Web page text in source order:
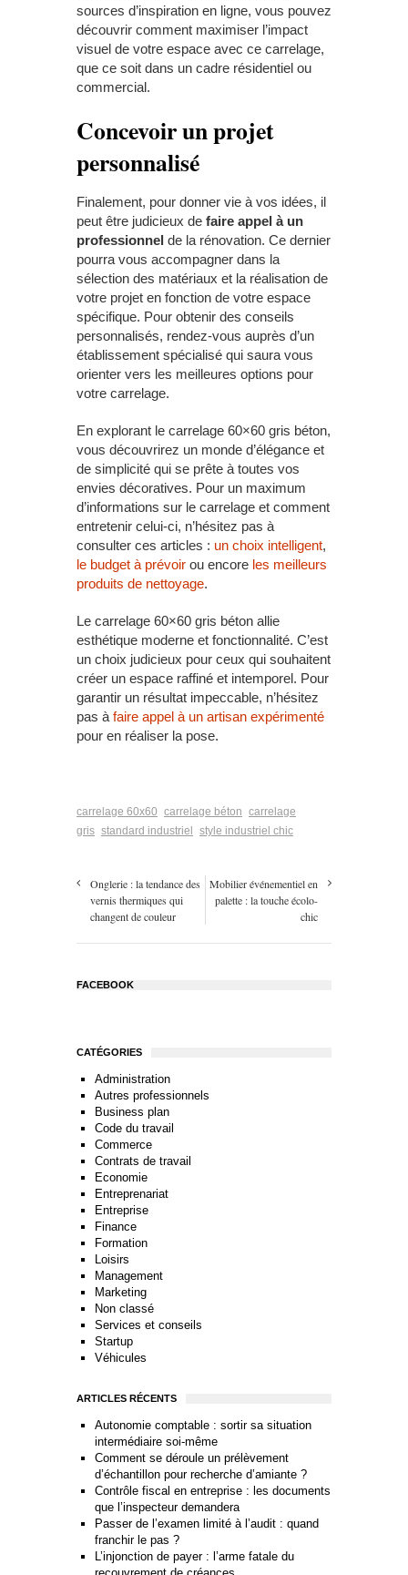
sources d’inspiration en ligne, vous pouvez
découvrir comment maximiser l’impact
visuel de votre espace avec ce carrelage,
que ce soit dans un cadre résidentiel ou
commercial.
Concevoir un projet
personnalisé
Finalement, pour donner vie à vos idées, il
peut être judicieux de faire appel à un
professionnel de la rénovation. Ce dernier
pourra vous accompagner dans la
sélection des matériaux et la réalisation de
votre projet en fonction de votre espace
spécifique. Pour obtenir des conseils
personnalisés, rendez-vous auprès d’un
établissement spécialisé qui saura vous
orienter vers les meilleures options pour
votre carrelage.
En explorant le carrelage 60×60 gris béton,
vous découvrirez un monde d’élégance et
de simplicité qui se prête à toutes vos
envies décoratives. Pour un maximum
d’informations sur le carrelage et comment
entretenir celui-ci, n’hésitez pas à
consulter ces articles : un choix intelligent,
le budget à prévoir ou encore les meilleurs
produits de nettoyage.
Le carrelage 60×60 gris béton allie
esthétique moderne et fonctionnalité. C’est
un choix judicieux pour ceux qui souhaitent
créer un espace raffiné et intemporel. Pour
garantir un résultat impeccable, n’hésitez
pas à faire appel à un artisan expérimenté
pour en réaliser la pose.
carrelage 60x60 carrelage béton carrelage
gris standard industriel style industriel chic
Onglerie : la tendance des
vernis thermiques qui
changent de couleur
Mobilier événementiel en
palette : la touche écolo-
chic
FACEBOOK
CATÉGORIES
Administration
Autres professionnels
Business plan
Code du travail
Commerce
Contrats de travail
Economie
Entreprenariat
Entreprise
Finance
Formation
Loisirs
Management
Marketing
Non classé
Services et conseils
Startup
Véhicules
ARTICLES RÉCENTS
Autonomie comptable : sortir sa situation
intermédiaire soi-même
Comment se déroule un prélèvement
d’échantillon pour recherche d’amiante ?
Contrôle fiscal en entreprise : les documents
que l’inspecteur demandera
Passer de l’examen limité à l’audit : quand
franchir le pas ?
L’injonction de payer : l’arme fatale du